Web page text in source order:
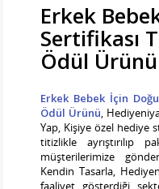
Erkek
Sertifikası
Ödül Ürünü
Erkek Bebek İçin
Ödül Ürünü,
Yap, Kişiye özel hediye
titizlikle ayrıştırılıp
müşterilerimize
Kendin Tasarla,
faaliyet gösterdiği